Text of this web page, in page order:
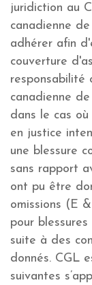
juridiction au
canadienne
adhérer afin
couverture
responsabilité
canadienne
dans le cas
en justice
une blessure
sans rapport
ont pu être
omissions (E
pour
suite à des
donnés. CGL
suivantes